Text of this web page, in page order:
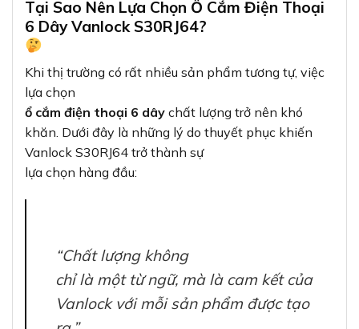
Tại Sao Nên Lựa Chọn Ổ Cắm Điện Thoại
6 Dây Vanlock S30RJ64?
Khi thị trường có rất nhiều sản phẩm tương tự, việc
lựa chọn
ổ cắm điện thoại 6 dây chất lượng trở nên khó
khăn. Dưới đây là những lý do thuyết phục khiến
Vanlock S30RJ64 trở thành sự
lựa chọn hàng đầu:
“Chất lượng không
chỉ là một từ ngữ, mà là cam kết của
Vanlock với mỗi sản phẩm được tạo